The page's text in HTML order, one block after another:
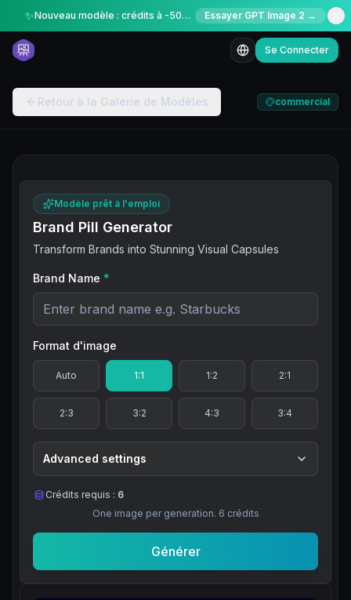
✨ Nouveau modèle : crédits à -50% pour une durée limitée Essayer GPT Image 2 →
Se Connecter
Retour à la Galerie de Modèles commercial
Modèle prêt à l'emploi
Brand Pill Generator
Transform Brands into Stunning Visual Capsules
Brand Name *
Format d'image
Auto 1:1 1:2 2:1
2:3 3:2 4:3 3:4
Advanced settings
Crédits requis : 6
One image per generation. 6 crédits
Générer